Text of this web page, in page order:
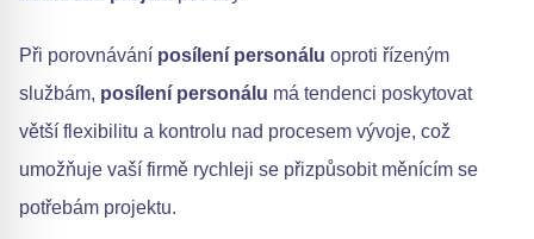
Při porovnávání posílení personálu oproti řízeným
službám, posílení personálu má tendenci poskytovat
větší flexibilitu a kontrolu nad procesem vývoje, což
umožňuje vaší firmě rychleji se přizpůsobit měnícím se
potřebám projektu.